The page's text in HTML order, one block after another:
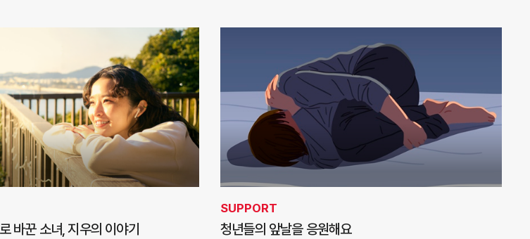
바꾼 소녀, 지우의 이야기
SUPPORT
청년들의 앞날을 응원해요